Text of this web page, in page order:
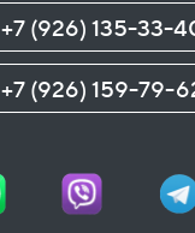
+7 (926) 135-33-
+7 (926) 159-79-